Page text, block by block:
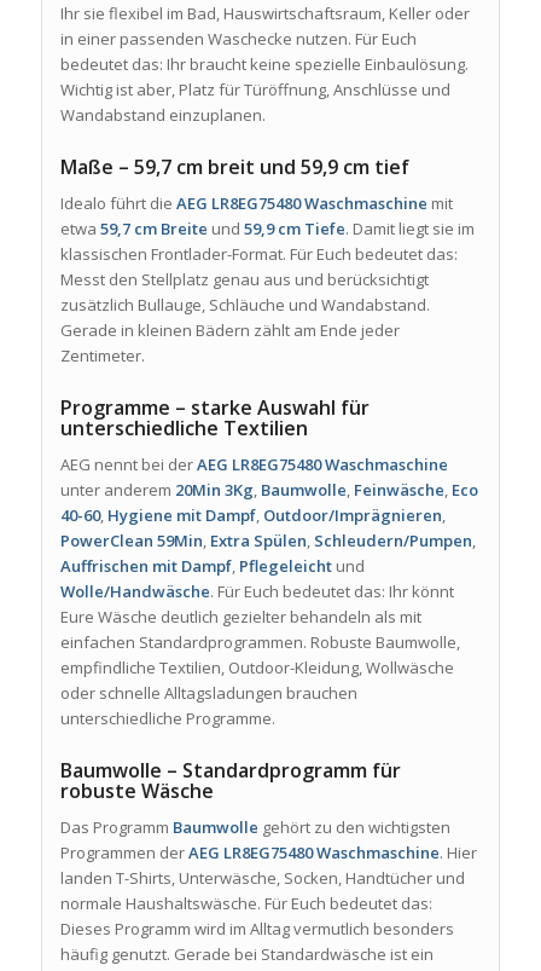
Ihr sie flexibel im Bad, Hauswirtschaftsraum, Keller oder
in einer passenden Waschecke nutzen. Für Euch
bedeutet das: Ihr braucht keine spezielle Einbaulösung.
Wichtig ist aber, Platz für Türöffnung, Anschlüsse und
Wandabstand einzuplanen.
Maße – 59,7 cm breit und 59,9 cm tief
Idealo führt die AEG LR8EG75480 Waschmaschine mit
etwa 59,7 cm Breite und 59,9 cm Tiefe. Damit liegt sie im
klassischen Frontlader-Format. Für Euch bedeutet das:
Messt den Stellplatz genau aus und berücksichtigt
zusätzlich Bullauge, Schläuche und Wandabstand.
Gerade in kleinen Bädern zählt am Ende jeder
Zentimeter.
Programme – starke Auswahl für
unterschiedliche Textilien
AEG nennt bei derAEG LR8EG75480 Waschmaschine
unter anderem 20Min 3Kg, Baumwolle, Feinwäsche, Eco
40-60, Hygiene mit Dampf, Outdoor/Imprägnieren,
PowerClean 59Min, Extra Spülen, Schleudern/Pumpen,
Auffrischen mit Dampf, Pflegeleichtund
Wolle/Handwäsche. Für Euch bedeutet das: Ihr könnt
Eure Wäsche deutlich gezielter behandeln als mit
einfachen Standardprogrammen. Robuste Baumwolle,
empfindliche Textilien, Outdoor-Kleidung, Wollwäsche
oder schnelle Alltagsladungen brauchen
unterschiedliche Programme.
Baumwolle – Standardprogramm für
robuste Wäsche
Das Programm Baumwolle gehört zu den wichtigsten
Programmen derAEG LR8EG75480 Waschmaschine. Hier
landen T-Shirts, Unterwäsche, Socken, Handtücher und
normale Haushaltswäsche. Für Euch bedeutet das:
Dieses Programm wird im Alltag vermutlich besonders
häufig genutzt. Gerade bei Standardwäsche ist ein